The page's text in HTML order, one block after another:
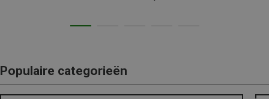
Populaire categorieën